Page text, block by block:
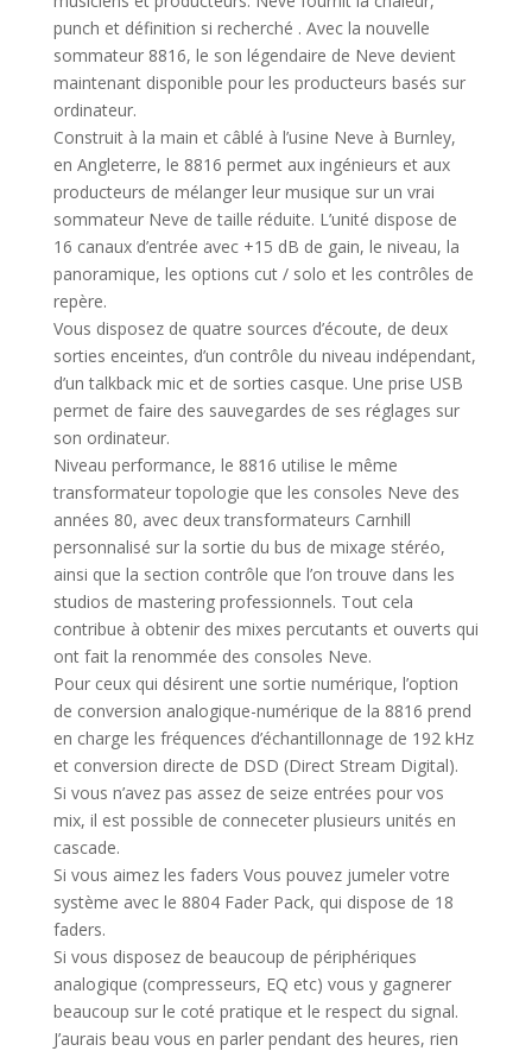
punch et définition si recherché . Avec la nouvelle
sommateur 8816, le son légendaire de Neve devient
maintenant disponible pour les producteurs basés sur
ordinateur.
Construit à la main et câblé à l’usine Neve à Burnley,
en Angleterre, le 8816 permet aux ingénieurs et aux
producteurs de mélanger leur musique sur un vrai
sommateur Neve de taille réduite. L’unité dispose de
16 canaux d’entrée avec +15 dB de gain, le niveau, la
panoramique, les options cut / solo et les contrôles de
repère.
Vous disposez de quatre sources d’écoute, de deux
sorties enceintes, d’un contrôle du niveau indépendant,
d’un talkback mic et de sorties casque. Une prise USB
permet de faire des sauvegardes de ses réglages sur
son ordinateur.
Niveau performance, le 8816 utilise le même
transformateur topologie que les consoles Neve des
années 80, avec deux transformateurs Carnhill
personnalisé sur la sortie du bus de mixage stéréo,
ainsi que la section contrôle que l’on trouve dans les
studios de mastering professionnels. Tout cela
contribue à obtenir des mixes percutants et ouverts qui
ont fait la renommée des consoles Neve.
Pour ceux qui désirent une sortie numérique, l’option
de conversion analogique-numérique de la 8816 prend
en charge les fréquences d’échantillonnage de 192 kHz
et conversion directe de DSD (Direct Stream Digital).
Si vous n’avez pas assez de seize entrées pour vos
mix, il est possible de conneceter plusieurs unités en
cascade.
Si vous aimez les faders Vous pouvez jumeler votre
système avec le 8804 Fader Pack, qui dispose de 18
faders.
Si vous disposez de beaucoup de périphériques
analogique (compresseurs, EQ etc) vous y gagnerer
beaucoup sur le coté pratique et le respect du signal.
J’aurais beau vous en parler pendant des heures, rien